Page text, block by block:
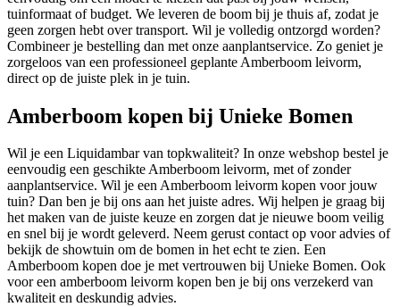
tuinformaat of budget. We leveren de boom bij je thuis af, zodat je
geen zorgen hebt over transport. Wil je volledig ontzorgd worden?
Combineer je bestelling dan met onze aanplantservice. Zo geniet je
zorgeloos van een professioneel geplante Amberboom leivorm,
direct op de juiste plek in je tuin.
Amberboom kopen bij Unieke Bomen
Wil je een Liquidambar van topkwaliteit? In onze webshop bestel je
eenvoudig een geschikte Amberboom leivorm, met of zonder
aanplantservice. Wil je een Amberboom leivorm kopen voor jouw
tuin? Dan ben je bij ons aan het juiste adres. Wij helpen je graag bij
het maken van de juiste keuze en zorgen dat je nieuwe boom veilig
en snel bij je wordt geleverd. Neem gerust contact op voor advies of
bekijk de showtuin om de bomen in het echt te zien. Een
Amberboom kopen doe je met vertrouwen bij Unieke Bomen. Ook
voor een amberboom leivorm kopen ben je bij ons verzekerd van
kwaliteit en deskundig advies.